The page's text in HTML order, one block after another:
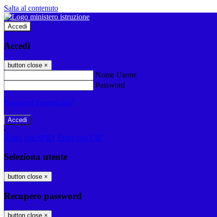
Salta al contenuto
Accedi
Accedi
button close ×
Nome Utente
Password
Password dimenticata?
-
Entra con SPID
Entra con CIE
Seleziona utente
button close ×
Recupero password
button close ×